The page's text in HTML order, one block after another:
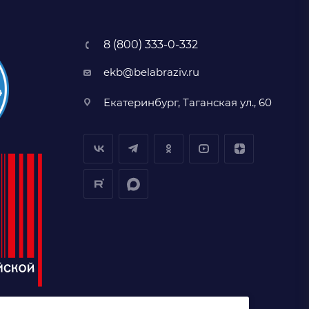
8 (800) 333-0-332
ekb@belabraziv.ru
Екатеринбург, Таганская ул., 60